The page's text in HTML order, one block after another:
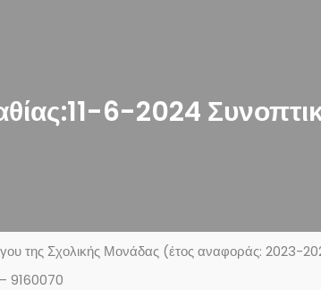
6-2024
της Σχολικής Μονάδας (έτος αναφοράς: 2023-
9160070